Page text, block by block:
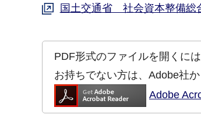
国土交通省 社会資本整備総
PDF形式のファイルを開くに
お持ちでない方は、Adobe社
Adobe